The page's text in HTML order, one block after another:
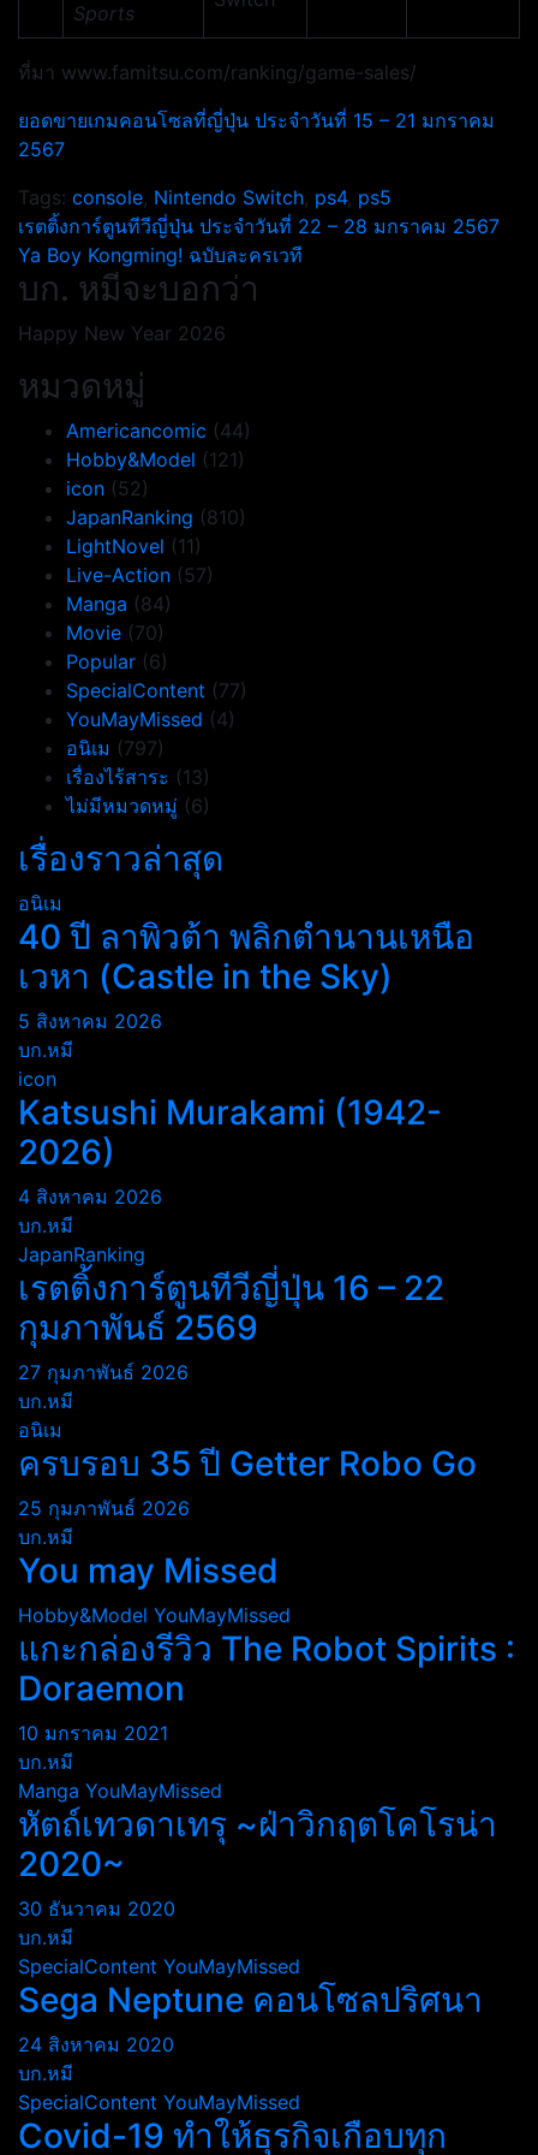
Sports
ที่มา www.famitsu.com/ranking/game-sales/
ยอดขายเกมคอนโซลที่ญี่ปุ่น ประจำวันที่ 15 – 21 มกราคม
2567
Tags: console, Nintendo Switch, ps4, ps5
แนะแนว
เรื่อง
เรตติ้งการ์ตูนทีวีญี่ปุ่น ประจำวันที่ 22 – 28 มกราคม 2567
Ya Boy Kongming! ฉบับละครเวที
บก. หมีจะบอกว่า
Happy New Year 2026
หมวดหมู่
Americancomic (44)
Hobby&Model (121)
icon (52)
JapanRanking (810)
LightNovel (11)
Live-Action (57)
Manga (84)
Movie (70)
Popular (6)
SpecialContent (77)
YouMayMissed (4)
อนิเม (797)
เรื่องไร้สาระ (13)
ไม่มีหมวดหมู่ (6)
เรื่องราวล่าสุด
อนิเม
40 ปี ลาพิวต้า พลิกตำนานเหนือ
เวหา (Castle in the Sky)
5 สิงหาคม 2026
บก.หมี
icon
Katsushi Murakami (1942-
2026)
4 สิงหาคม 2026
บก.หมี
JapanRanking
เรตติ้งการ์ตูนทีวีญี่ปุ่น 16 – 22
กุมภาพันธ์ 2569
27 กุมภาพันธ์ 2026
บก.หมี
อนิเม
ครบรอบ 35 ปี Getter Robo Go
25 กุมภาพันธ์ 2026
บก.หมี
You may Missed
Hobby&Model YouMayMissed
แกะกล่องรีวิว The Robot Spirits :
Doraemon
10 มกราคม 2021
บก.หมี
Manga YouMayMissed
หัตถ์เทวดาเทรุ ~ฝ่าวิกฤตโคโรน่า
2020~
30 ธันวาคม 2020
บก.หมี
SpecialContent YouMayMissed
Sega Neptune คอนโซลปริศนา
24 สิงหาคม 2020
บก.หมี
SpecialContent YouMayMissed
Covid-19 ทำให้ธุรกิจเกือบทุก